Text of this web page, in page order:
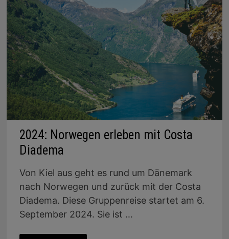
2024: Norwegen erleben mit Costa
Diadema
Von Kiel aus geht es rund um Dänemark
nach Norwegen und zurück mit der Costa
Diadema. Diese Gruppenreise startet am 6.
September 2024. Sie ist …